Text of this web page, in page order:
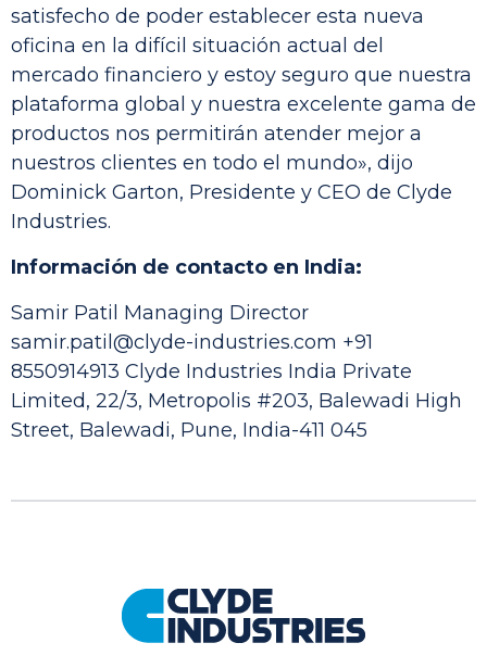
satisfecho de poder establecer esta nueva
oficina en la difícil situación actual del
mercado financiero y estoy seguro que nuestra
plataforma global y nuestra excelente gama de
productos nos permitirán atender mejor a
nuestros clientes en todo el mundo», dijo
Dominick Garton, Presidente y CEO de Clyde
Industries.
Información de contacto en India:
Samir Patil Managing Director
samir.patil@clyde-industries.com +91
8550914913 Clyde Industries India Private
Limited, 22/3, Metropolis #203, Balewadi High
Street, Balewadi, Pune, India-411 045